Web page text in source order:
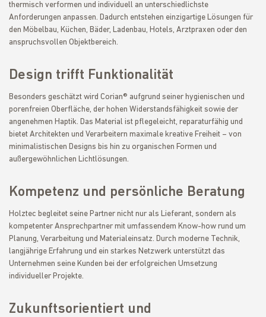
thermisch verformen und individuell an unterschiedlichste
Anforderungen anpassen. Dadurch entstehen einzigartige Lösungen für
den Möbelbau, Küchen, Bäder, Ladenbau, Hotels, Arztpraxen oder den
anspruchsvollen Objektbereich.
Design trifft Funktionalität
Besonders geschätzt wird Corian® aufgrund seiner hygienischen und
porenfreien Oberfläche, der hohen Widerstandsfähigkeit sowie der
angenehmen Haptik. Das Material ist pflegeleicht, reparaturfähig und
bietet Architekten und Verarbeitern maximale kreative Freiheit – von
minimalistischen Designs bis hin zu organischen Formen und
außergewöhnlichen Lichtlösungen.
Kompetenz und persönliche Beratung
Holztec begleitet seine Partner nicht nur als Lieferant, sondern als
kompetenter Ansprechpartner mit umfassendem Know-how rund um
Planung, Verarbeitung und Materialeinsatz. Durch moderne Technik,
langjährige Erfahrung und ein starkes Netzwerk unterstützt das
Unternehmen seine Kunden bei der erfolgreichen Umsetzung
individueller Projekte.
Zukunftsorientiert und